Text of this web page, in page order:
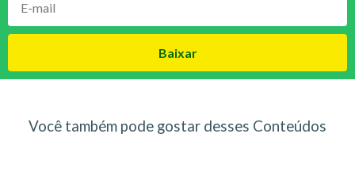
Baixar
Você também pode gostar desses Conteúdos